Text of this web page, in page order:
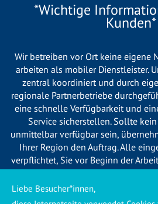
*Wichtige
Kunden*
Wir betreiben vor Ort keine eigene
arbeiten als mobiler Dienstleister.
zentral koordiniert und durch
regionale Partnerbetriebe
eine schnelle Verfügbarkeit und
Service sicherstellen. Sollte
unmittelbar verfügbar sein,
Ihrer Region den Auftrag. Alle
verpflichtet, Sie vor Beginn der
voraussichtlichen Kosten zu
Preise zu
Liebe Besucher*innen,